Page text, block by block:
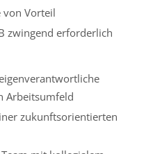
von Vorteil
zwingend erforderlich
Arbeitsumfeld
zukunftsorientierten